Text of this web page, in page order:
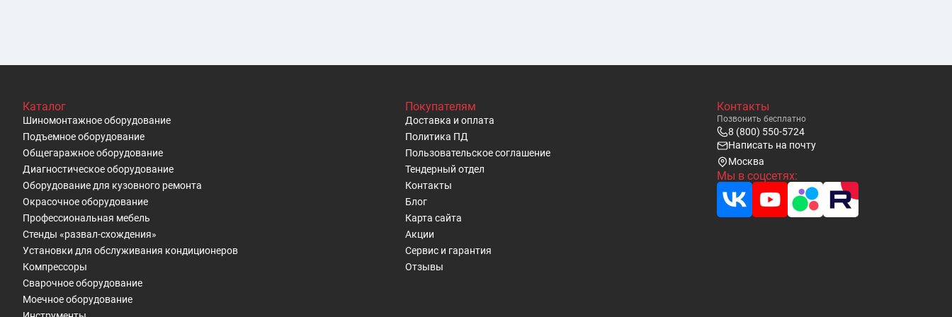
Каталог
Шиномонтажное оборудование
Подъемное оборудование
Общегаражное оборудование
Диагностическое оборудование
Оборудование для кузовного ремонта
Окрасочное оборудование
Профессиональная мебель
Стенды «развал-схождения»
Установки для обслуживания кондиционеров
Компрессоры
Сварочное оборудование
Моечное оборудование
Покупателям
Доставка и оплата
Политика ПД
Пользовательское cоглашение
Тендерный отдел
Контакты
Блог
Карта сайта
Акции
Сервис и гарантия
Отзывы
Контакты
Позвонить бесплатно
8 (800) 550-5724
Написать на почту
Москва
Мы в соцсетях: